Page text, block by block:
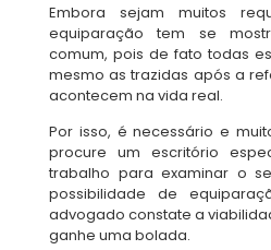
Embora sejam muitos
equiparação tem se
comum, pois de fato todas
mesmo as trazidas após a
acontecem na vida real.
Por isso, é necessário e
procure um escritório
trabalho para examinar o
possibilidade de
advogado constate a
ganhe uma bolada.